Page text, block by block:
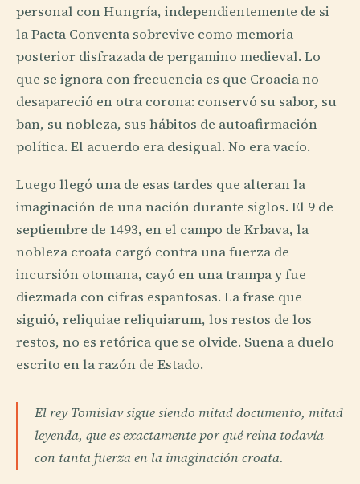
personal con Hungría, independientemente de si
la Pacta Conventa sobrevive como memoria
posterior disfrazada de pergamino medieval. Lo
que se ignora con frecuencia es que Croacia no
desapareció en otra corona: conservó su sabor, su
ban, su nobleza, sus hábitos de autoafirmación
política. El acuerdo era desigual. No era vacío.
Luego llegó una de esas tardes que alteran la
imaginación de una nación durante siglos. El 9 de
septiembre de 1493, en el campo de Krbava, la
nobleza croata cargó contra una fuerza de
incursión otomana, cayó en una trampa y fue
diezmada con cifras espantosas. La frase que
siguió, reliquiae reliquiarum, los restos de los
restos, no es retórica que se olvide. Suena a duelo
escrito en la razón de Estado.
El rey Tomislav sigue siendo mitad documento, mitad
leyenda, que es exactamente por qué reina todavía
con tanta fuerza en la imaginación croata.